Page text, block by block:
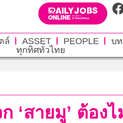
ล์ ASSET PEOPLE บ
ทุกทิศทั่วไทย
‘สายมู’ ต้อง